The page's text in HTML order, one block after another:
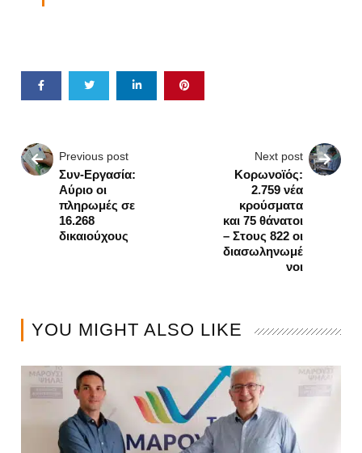
Previous post
Συν-Εργασία:
Αύριο οι
πληρωμές σε
16.268
δικαιούχους
Next post
Κορωνοϊός:
2.759 νέα
κρούσματα
και 75 θάνατοι
– Στους 822 οι
διασωληνωμέ
νοι
YOU MIGHT ALSO LIKE